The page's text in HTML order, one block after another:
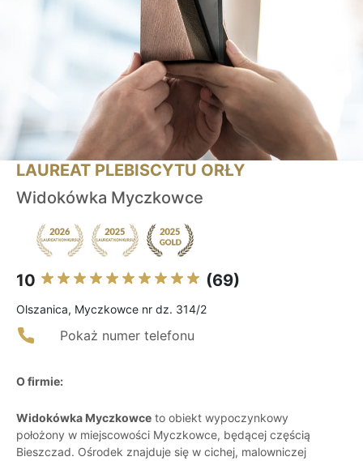
LAUREAT PLEBISCYTU ORŁY
Widokówka Myczkowce
10 (69)
Olszanica, Myczkowce nr dz. 314/2
Pokaż numer telefonu
O firmie:
Widokówka Myczkowce to obiekt wypoczynkowy
położony w miejscowości Myczkowce, będącej częścią
Bieszczad. Ośrodek znajduje się w cichej, malowniczej